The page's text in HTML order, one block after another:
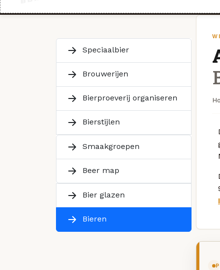
Speciaalbier
Brouwerijen
Bierproeverij organiseren
Bierstijlen
Smaakgroepen
Beer map
Bier glazen
Bieren